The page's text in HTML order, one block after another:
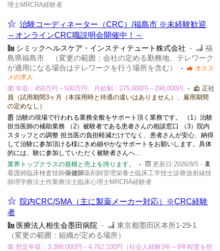
理士MRCRA経験者
治験コーディネーター（CRC）/福島市 ※未経験歓迎
～オンラインCRC職説明会開催中！～
シミックヘルスケア・インスティテュート株式会社 -
福
島県福島市 （変更の範囲：会社の定める勤務地、テレワーク
が適用になる場合はテレワークを行う場所を含む）
-
オスス
メの求人
年収：450万円～500万円、月給制：275,000円～290,000円
-
正社
員（試用期間3ヶ月（本採用時と待遇の違いはありません）、雇用期間
の定めなし）
治験の現場で行われる業務全般をサポート頂く業務です。 （1）治験
担当医師の補助業務 （2）被験者である患者さんの相談窓口 （3）院内
スタッフとの調整 担当医の負担軽減だけでなく、患者さんが安心、納得
して治験に参加頂ける様にきめ細やかなサポートをお願いします。具体
的には、験に参加していただく被験者さんへ...
業界トップクラスの規模と売上を誇ります。
-
更新日:2026/8/5 -
看護師臨床検査技師保健師薬剤師管理栄養士臨床工学技士診療放射線技
師理学療法士作業療法士臨床心理士MRCRA経験者
院内CRC/SMA（主に製薬メーカー対応）※CRC経験
者
医療法人相生会墨田病院 -
東京都墨田区本所1-29-1
（変更の範囲：組織が定める場所）
想定年収：3,388,000円～4,762,100円（社会人経験3年～8年程度を想